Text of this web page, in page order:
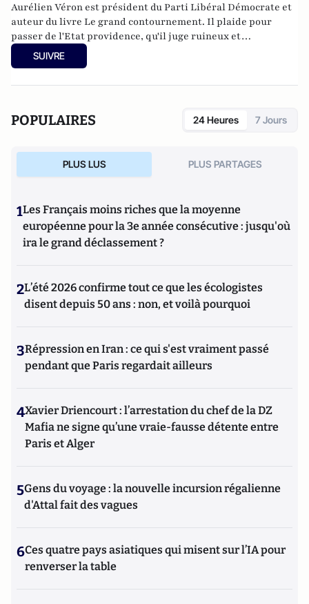
Aurélien Véron est président du Parti Libéral Démocrate et
auteur du livre Le grand contournement. Il plaide pour
passer de l'Etat providence, qu'il juge ruineux et
infantilisant, à une société de confiance bâtie sur
l'autonomie des citoyens et la liberté. Un projet qui pourrait
systématique aux référendums ; une autonomie totale des
SUIVRE
POPULAIRES 24 Heures 7 Jours
PLUS LUS PLUS PARTAGES
1Les Français moins riches que la moyenne
européenne pour la 3e année consécutive : jusqu'où
ira le grand déclassement ?
2L’été 2026 confirme tout ce que les écologistes
disent depuis 50 ans : non, et voilà pourquoi
3Répression en Iran : ce qui s'est vraiment passé
pendant que Paris regardait ailleurs
4Xavier Driencourt : l’arrestation du chef de la DZ
Mafia ne signe qu’une vraie-fausse détente entre
Paris et Alger
5Gens du voyage : la nouvelle incursion régalienne
d'Attal fait des vagues
6Ces quatre pays asiatiques qui misent sur l’IA pour
renverser la table